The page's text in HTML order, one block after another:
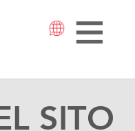
SITO